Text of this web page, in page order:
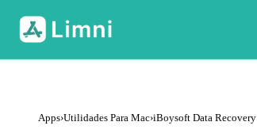
Apps›Utilidades Para Mac›iBoysoft Data Recovery